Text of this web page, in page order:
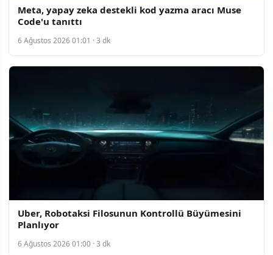
Meta, yapay zeka destekli kod yazma aracı Muse
Code'u tanıttı
6 Ağustos 2026 01:01 · 3 dk
Uber, Robotaksi Filosunun Kontrollü Büyümesini
Planlıyor
6 Ağustos 2026 01:00 · 3 dk